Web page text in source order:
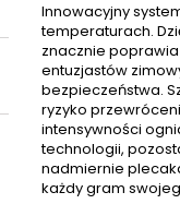
Innowacyjny
temperaturach.
znacznie
entuzjastów
bezpieczeństwa.
ryzyko
intensywności
technologii,
nadmiernie
każdy gram